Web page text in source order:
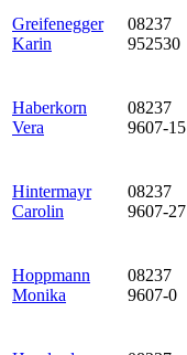
Greifenegger
Karin
08237
952530
Haberkorn
Vera
08237
9607-15
Hintermayr
Carolin
08237
9607-27
Hoppmann
Monika
08237
9607-0